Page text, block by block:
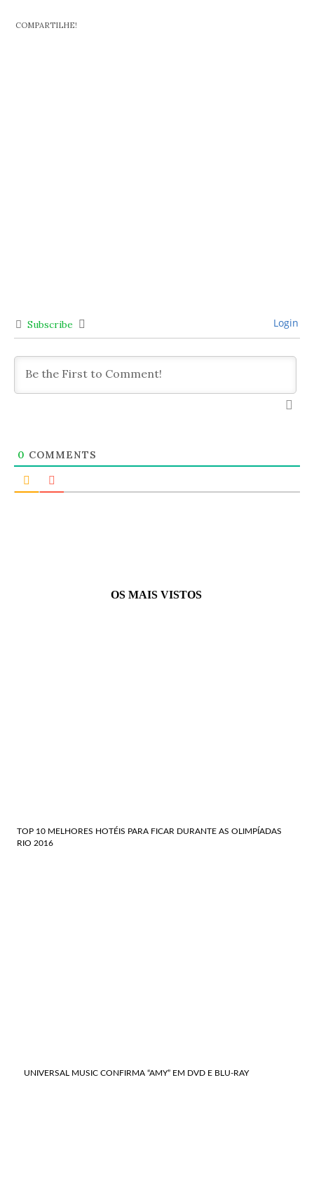
COMPARTILHE!
Subscribe Login
0 COMMENTS
OS MAIS VISTOS
TOP 10 MELHORES HOTÉIS PARA FICAR DURANTE AS OLIMPÍADAS
RIO 2016
UNIVERSAL MUSIC CONFIRMA “AMY” EM DVD E BLU-RAY